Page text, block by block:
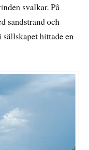
svalkar. På
sandstrand och
hittade en